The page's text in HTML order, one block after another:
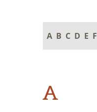
A B C D E F
A